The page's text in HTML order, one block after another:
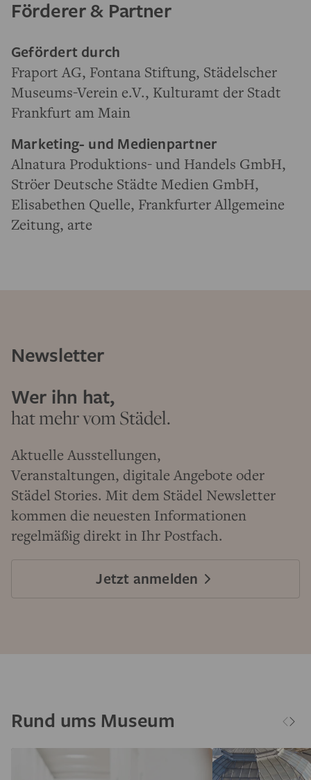
Förderer & Partner
Gefördert durch
Fraport AG, Fontana Stiftung, Städelscher
Museums-Verein e.V., Kulturamt der Stadt
Frankfurt am Main
Marketing- und Medienpartner
Alnatura Produktions- und Handels GmbH,
Ströer Deutsche Städte Medien GmbH,
Elisabethen Quelle, Frankfurter Allgemeine
Zeitung, arte
Newsletter
Wer ihn hat,
hat mehr vom Städel.
Aktuelle Ausstellungen,
Veranstaltungen, digitale Angebote oder
Städel Stories. Mit dem Städel Newsletter
kommen die neuesten Informationen
regelmäßig direkt in Ihr Postfach.
Jetzt anmelden
Rund ums Museum